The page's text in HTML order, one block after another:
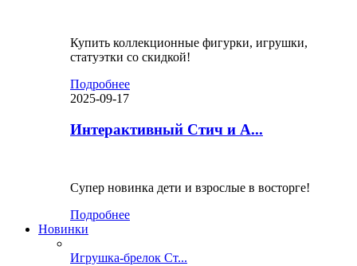
Купить коллекционные фигурки, игрушки,
статуэтки со скидкой!
Подробнее
2025-09-17
Интерактивный Стич и А...
Супер новинка дети и взрослые в восторге!
Подробнее
Новинки
Игрушка-брелок Ст...